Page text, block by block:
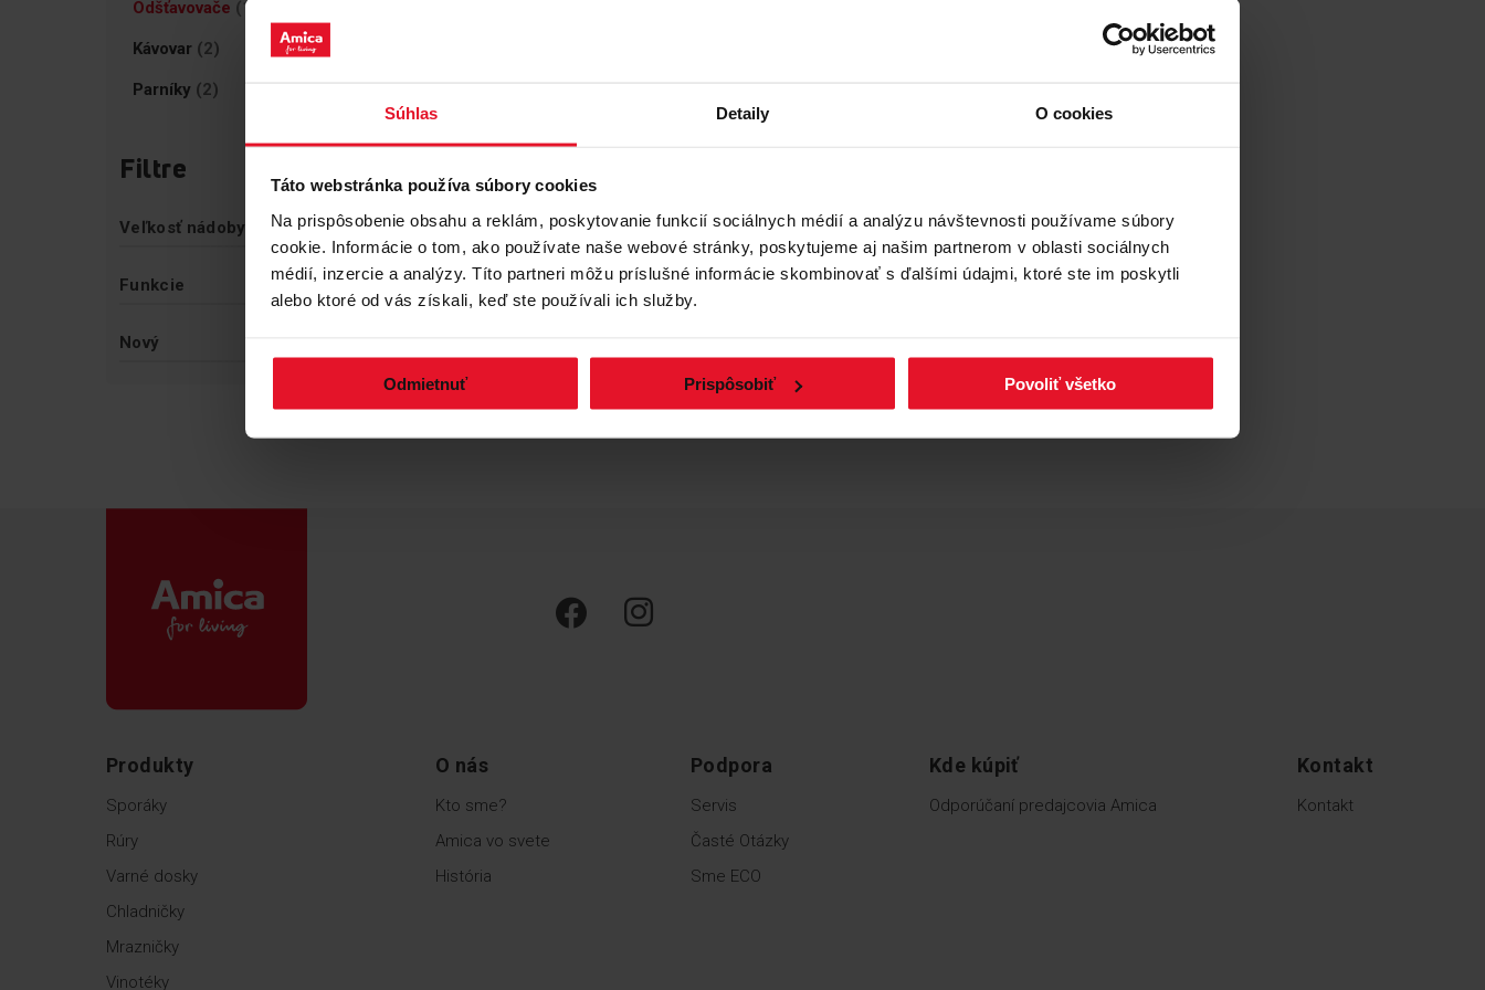
Súhlas Detaily O cookies
Táto webstránka používa súbory cookies
Na prispôsobenie obsahu a reklám, poskytovanie funkcií sociálnych médií a analýzu návštevnosti používame súbory
cookie. Informácie o tom, ako používate naše webové stránky, poskytujeme aj našim partnerom v oblasti sociálnych
médií, inzercie a analýzy. Títo partneri môžu príslušné informácie skombinovať s ďalšími údajmi, ktoré ste im poskytli
alebo ktoré od vás získali, keď ste používali ich služby.
Odmietnuť Prispôsobiť Povoliť všetko
Zobraziť produkt
2 smery otáčania (ON&REV)
Odšťavovače 1
Položka
Kávovar 2
Položky
Parníky 2
Položky
Filtre
Veľkosť nádoby na šťavu
Funkcie
Nový
Produkty
Sporáky
Rúry
Varné dosky
Chladničky
Mrazničky
Vinotéky
O nás
Kto sme?
Amica vo svete
História
Podpora
Servis
Časté Otázky
Sme ECO
Kde kúpiť
Odporúčaní predajcovia Amica
Kontakt
Kontakt